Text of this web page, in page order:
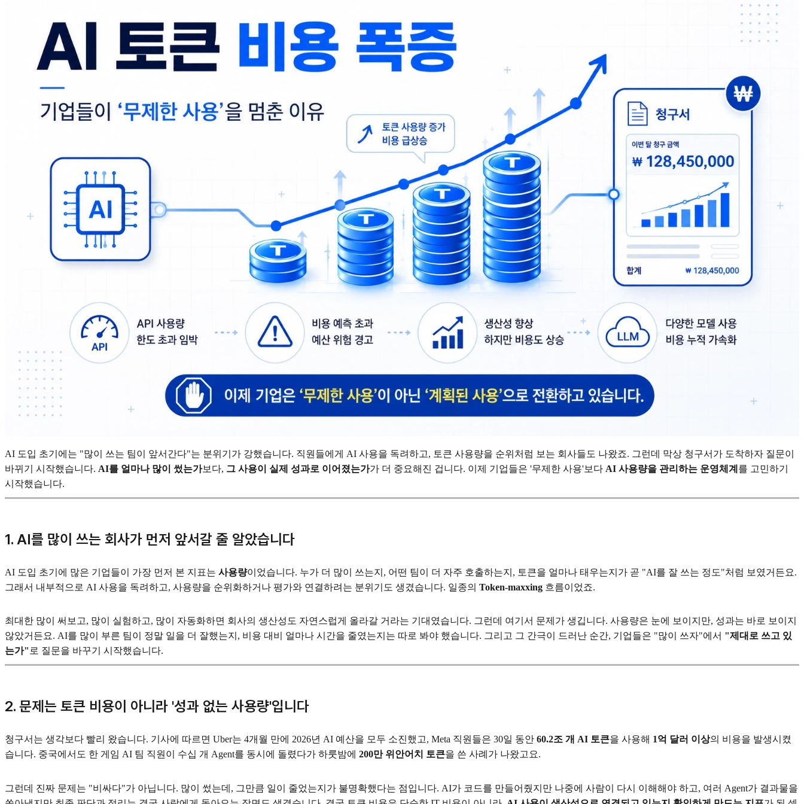
AI 도입 초기에는 "많이 쓰는 팀이 앞서간다"는 분위기가 강했습니다. 직원들에게 AI 사용을 독려하고, 토큰 사용량을 순위처럼 보는 회사들도 나왔죠. 그런데 막상 청구서가 도착하자 질문이
바뀌기 시작했습니다. AI를 얼마나 많이 썼는가보다, 그 사용이 실제 성과로 이어졌는가가 더 중요해진 겁니다. 이제 기업들은 '무제한 사용'보다 AI 사용량을 관리하는 운영체계 를 고민하기
시작했습니다.
1. AI를 많이 쓰는 회사가 먼저 앞서갈 줄 알았습니다
AI 도입 초기에 많은 기업들이 가장 먼저 본 지표는 사용량이었습니다. 누가 더 많이 쓰는지, 어떤 팀이 더 자주 호출하는지, 토큰을 얼마나 태우는지가 곧 "AI를 잘 쓰는 정도"처럼 보였거든요.
그래서 내부적으로 AI 사용을 독려하고, 사용량을 순위화하거나 평가와 연결하려는 분위기도 생겼습니다. 일종의 Token-maxxing 흐름이었죠.
최대한 많이 써보고, 많이 실험하고, 많이 자동화하면 회사의 생산성도 자연스럽게 올라갈 거라는 기대였습니다. 그런데 여기서 문제가 생깁니다. 사용량은 눈에 보이지만, 성과는 바로 보이지
않았거든요. AI를 많이 부른 팀이 정말 일을 더 잘했는지, 비용 대비 얼마나 시간을 줄였는지는 따로 봐야 했습니다. 그리고 그 간극이 드러난 순간, 기업들은 "많이 쓰자"에서 "제대로 쓰고 있
는가" 로 질문을 바꾸기 시작했습니다.
2. 문제는 토큰 비용이 아니라 '성과 없는 사용량'입니다
청구서는 생각보다 빨리 왔습니다. 기사에 따르면 Uber는 4개월 만에 2026년 AI 예산을 모두 소진했고, Meta 직원들은 30일 동안 60.2조 개 AI 토큰을 사용해 1억 달러 이상의 비용을 발생시켰
습니다. 중국에서도 한 게임 AI 팀 직원이 수십 개 Agent를 동시에 돌렸다가 하룻밤에 200만 위안어치 토큰을 쓴 사례가 나왔고요.
그런데 진짜 문제는 "비싸다"가 아닙니다. 많이 썼는데, 그만큼 일이 줄었는지가 불명확했다는 점입니다. AI가 코드를 만들어줬지만 나중에 사람이 다시 이해해야 하고, 여러 Agent가 결과물을